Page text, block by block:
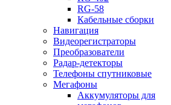
RG-58
Кабельные сборки
Навигация
Видеорегистраторы
Преобразователи
Радар-детекторы
Телефоны спутниковые
Мегафоны
Аккумуляторы для